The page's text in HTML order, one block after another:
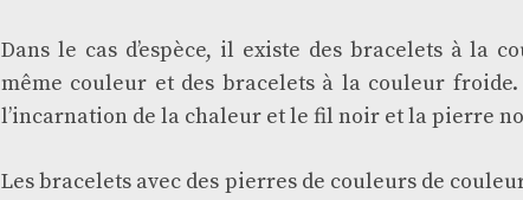
Dans le cas d’espèce, il existe des bracelets à la
même couleur et des bracelets à la couleur
l’incarnation de la chaleur et le fil noir et la pierre
Les bracelets avec des pierres de couleurs de